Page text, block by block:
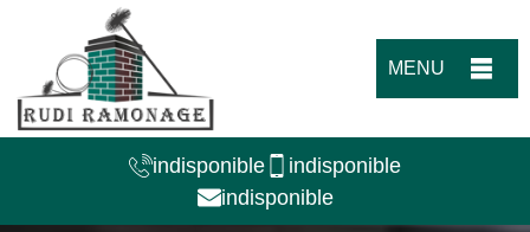
MENU
indisponible
indisponible
indisponible